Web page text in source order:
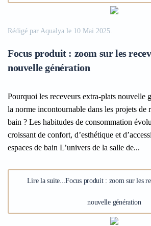
Rédigé par Aqualya le 10 Mai 2025.
Focus produit : zoom sur les
nouvelle génération
Pourquoi les receveurs extra-plats nouvelle
la norme incontournable dans les projets de
bain ? Les habitudes de consommation
croissant de confort, d’esthétique et
espaces de bain L’univers de la salle de...
Lire la suite...Focus produit : zoom sur les
nouvelle génération